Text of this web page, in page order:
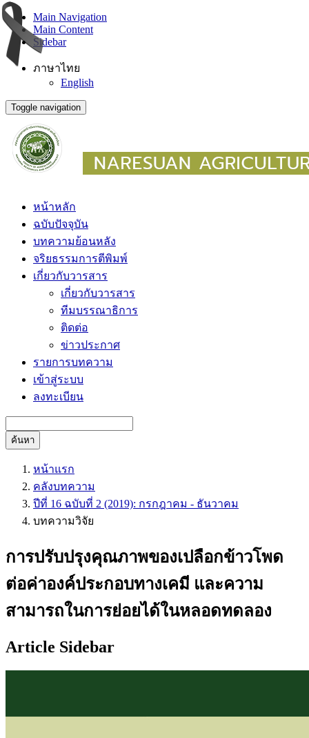
Main Navigation
Main Content
Sidebar
ภาษาไทย
English
Toggle navigation
หน้าหลัก
ฉบับปัจจุบัน
บทความย้อนหลัง
จริยธรรมการตีพิมพ์
เกี่ยวกับวารสาร
เกี่ยวกับวารสาร
ทีมบรรณาธิการ
ติดต่อ
ข่าวประกาศ
รายการบทความ
เข้าสู่ระบบ
ลงทะเบียน
ค้นหา
หน้าแรก
คลังบทความ
ปีที่ 16 ฉบับที่ 2 (2019): กรกฎาคม - ธันวาคม
บทความวิจัย
การปรับปรุงคุณภาพของเปลือกข้าวโพด
ต่อค่าองค์ประกอบทางเคมี และความ
สามารถในการย่อยได้ในหลอดทดลอง
Article Sidebar